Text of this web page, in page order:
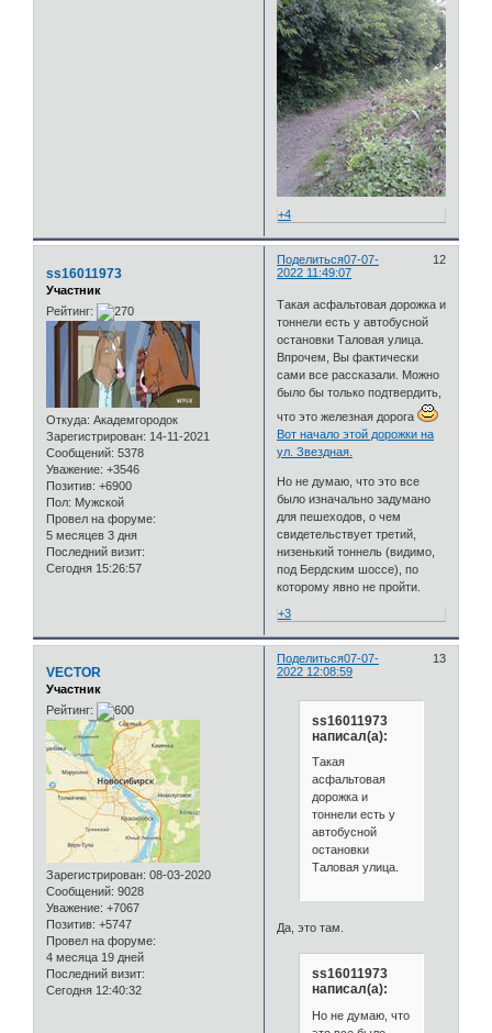
+4
Поделиться 12
07-07-
2022 11:49:07
ss16011973
Участник
Рейтинг:
Откуда: Академгородок
Зарегистрирован: 14-11-2021
Сообщений: 5378
Уважение: +3546
Позитив: +6900
Пол: Мужской
Провел на форуме:
5 месяцев 3 дня
Последний визит:
Сегодня 15:26:57
Такая асфальтовая дорожка и
тоннели есть у автобусной
остановки Таловая улица.
Впрочем, Вы фактически
сами все рассказали. Можно
было бы только подтвердить,
что это железная дорога
Вот начало этой дорожки на
ул. Звездная.
Но не думаю, что это все
было изначально задумано
для пешеходов, о чем
свидетельствует третий,
низенький тоннель (видимо,
под Бердским шоссе), по
которому явно не пройти.
+3
Поделиться 13
07-07-
2022 12:08:59
VECTOR
Участник
Рейтинг:
Зарегистрирован: 08-03-2020
Сообщений: 9028
Уважение: +7067
Позитив: +5747
Провел на форуме:
4 месяца 19 дней
Последний визит:
Сегодня 12:40:32
ss16011973
написал(а):
Такая
асфальтовая
дорожка и
тоннели есть у
автобусной
остановки
Таловая улица.
Да, это там.
ss16011973
написал(а):
Но не думаю, что